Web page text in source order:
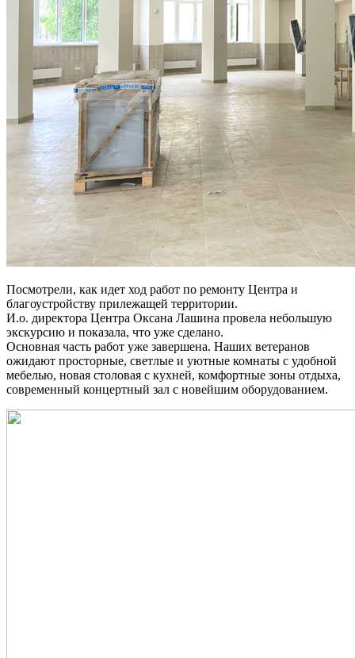
Посмотрели, как идет ход работ по ремонту Центра и
благоустройству прилежащей территории.
И.о. директора Центра Оксана Лашина провела небольшую
экскурсию и показала, что уже сделано.
Основная часть работ уже завершена. Наших ветеранов
ожидают просторные, светлые и уютные комнаты с удобной
мебелью, новая столовая с кухней, комфортные зоны отдыха,
современный концертный зал с новейшим оборудованием.